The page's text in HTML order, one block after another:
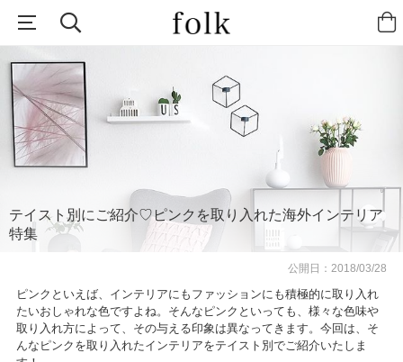
テイスト別にご紹介♡ピンクを取り入れた海外インテリア
特集
公開日：2018/03/28
ピンクといえば、インテリアにもファッションにも積極的に取り入れ
たいおしゃれな色ですよね。そんなピンクといっても、様々な色味や
取り入れ方によって、その与える印象は異なってきます。今回は、そ
んなピンクを取り入れたインテリアをテイスト別でご紹介いたしま